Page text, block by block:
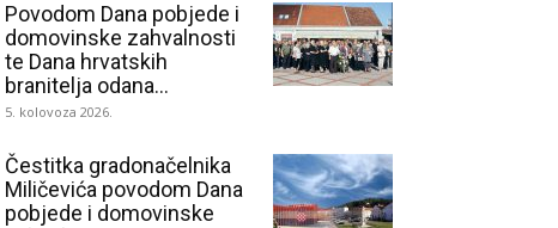
Povodom Dana pobjede i
domovinske zahvalnosti
te Dana hrvatskih
branitelja odana...
5. kolovoza 2026.
Čestitka gradonačelnika
Miličevića povodom Dana
pobjede i domovinske